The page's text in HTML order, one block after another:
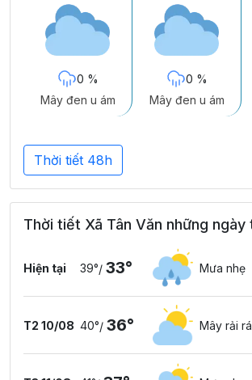
0 %
Mây đen u ám
0 %
Mây đen u ám
Thời tiết 48h
Thời tiết Xã Tân Văn những ngày
Hiện tại 39°/ 33° Mưa nhẹ
T2 10/08 40°/ 36° Mây rải